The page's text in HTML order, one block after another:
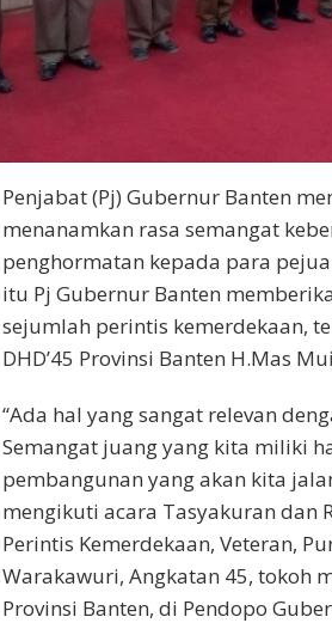
Penjabat (Pj) Gubernur Banten
menanamkan rasa semangat
penghormatan kepada para
itu Pj Gubernur Banten
sejumlah perintis kemerdekaan,
DHD’45 Provinsi Banten H.Mas
“Ada hal yang sangat relevan
Semangat juang yang kita miliki
pembangunan yang akan kita
mengikuti acara Tasyakuran dan
Perintis Kemerdekaan, Veteran,
Warakawuri, Angkatan 45, tokoh
Provinsi Banten, di Pendopo